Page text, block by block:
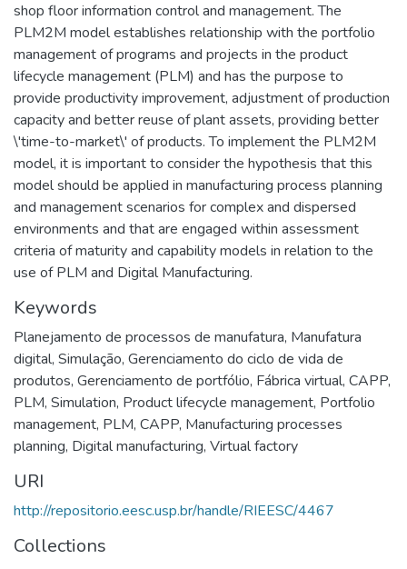
shop floor information control and management. The
PLM2M model establishes relationship with the portfolio
management of programs and projects in the product
lifecycle management (PLM) and has the purpose to
provide productivity improvement, adjustment of production
capacity and better reuse of plant assets, providing better
\'time-to-market\' of products. To implement the PLM2M
model, it is important to consider the hypothesis that this
model should be applied in manufacturing process planning
and management scenarios for complex and dispersed
environments and that are engaged within assessment
criteria of maturity and capability models in relation to the
use of PLM and Digital Manufacturing.
Keywords
Planejamento de processos de manufatura, Manufatura
digital, Simulação, Gerenciamento do ciclo de vida de
produtos, Gerenciamento de portfólio, Fábrica virtual, CAPP,
PLM, Simulation, Product lifecycle management, Portfolio
management, PLM, CAPP, Manufacturing processes
planning, Digital manufacturing, Virtual factory
URI
http://repositorio.eesc.usp.br/handle/RIEESC/4467
Collections